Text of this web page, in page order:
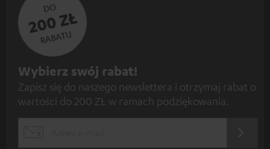
DO
200 ZŁ
RABATU
Z
a
p
Wybierz swój rabat!
Zapisz się do naszego newslettera i otrzymaj rabat o
wartości do 200 ZŁ w ramach podziękowania.